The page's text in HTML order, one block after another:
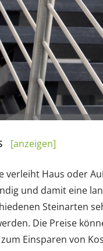
[anzeigen]
verleiht Haus oder
und damit eine
Steinarten
Die Preise
Einsparen von